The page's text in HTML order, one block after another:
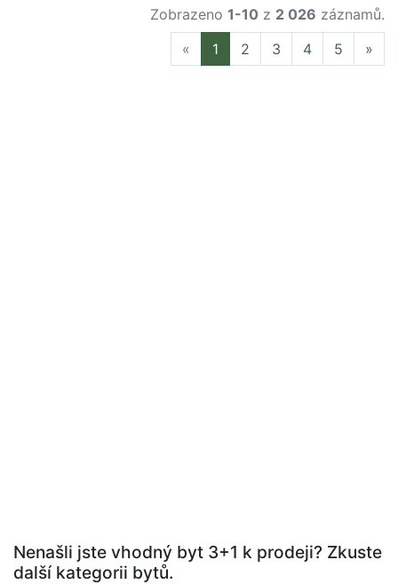
Zobrazeno 1-10 z 2 026 záznamů.
« Previous
1 2 3 4 5 »
Nenašli jste vhodný byt 3+1 k prodeji? Zkuste
další kategorii bytů.